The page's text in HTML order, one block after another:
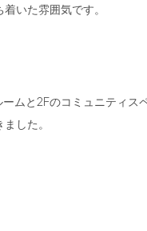
いた雰囲気です。
ームと2Fのコミュニティス
した。